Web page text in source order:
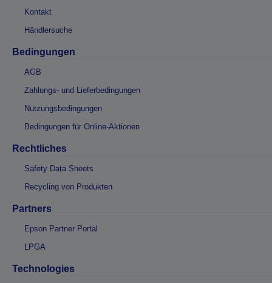
Kontakt
Händlersuche
Bedingungen
AGB
Zahlungs- und Lieferbedingungen
Nutzungsbedingungen
Bedingungen für Online-Aktionen
Rechtliches
Safety Data Sheets
Recycling von Produkten
Partners
Epson Partner Portal
LPGA
Technologies